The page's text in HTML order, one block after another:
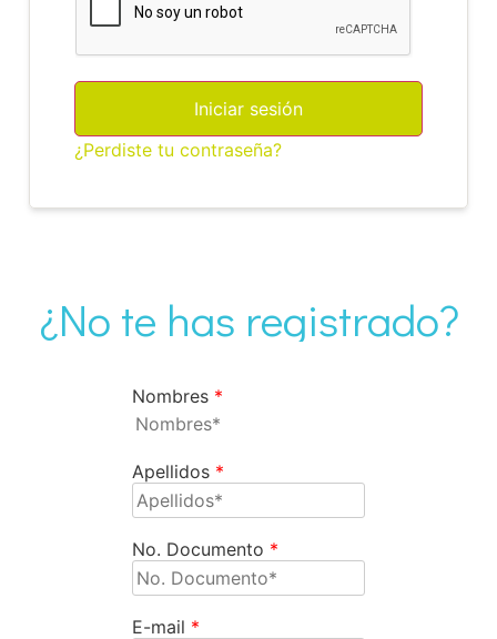
Iniciar sesión
¿Perdiste tu contraseña?
¿No te has registrado?
Nombres *
Apellidos *
No. Documento *
E-mail *